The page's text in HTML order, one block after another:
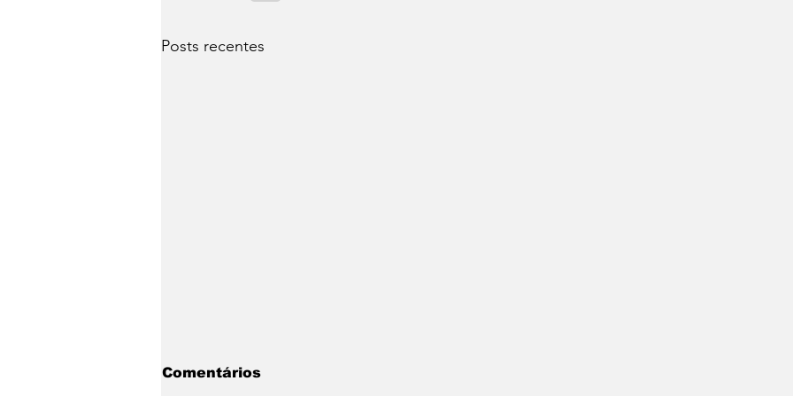
Posts recentes
Comentários